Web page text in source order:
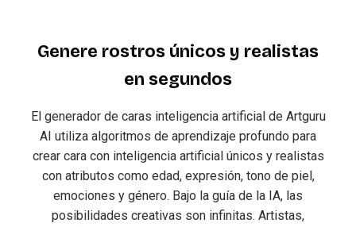
Genere rostros únicos y realistas
en segundos
El generador de caras inteligencia artificial de Artguru
AI utiliza algoritmos de aprendizaje profundo para
crear cara con inteligencia artificial únicos y realistas
con atributos como edad, expresión, tono de piel,
emociones y género. Bajo la guía de la IA, las
posibilidades creativas son infinitas. Artistas,